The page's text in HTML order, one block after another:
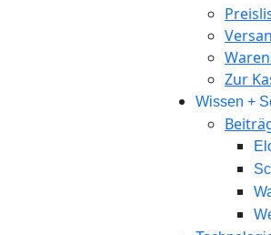
Zur
Wissen +